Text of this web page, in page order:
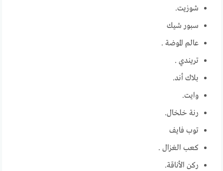
شوزيت.
سبور شيك
عالم الموضة .
تريندي .
بلاك أند.
وايت.
رنة خلخال.
توب فايف
كعب الغزال .
ركن الأناقة.